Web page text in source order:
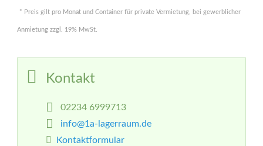
* Preis gilt pro Monat und Container für private Vermietung, bei gewerblicher
Anmietung zzgl. 19% MwSt.
Kontakt
02234 6999713
info@1a-lagerraum.de
Kontaktformular